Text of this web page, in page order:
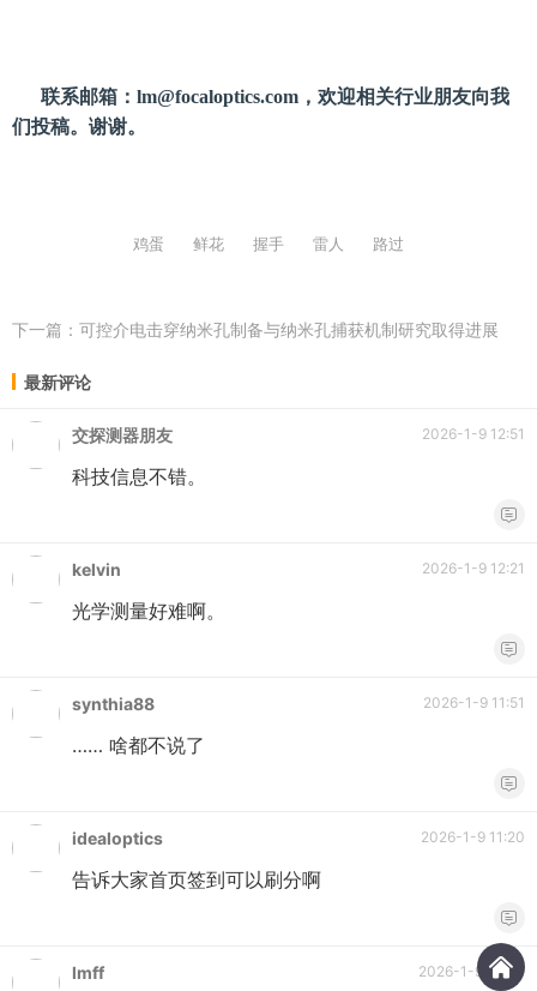
联系邮箱： lm@focaloptics.com ，欢迎相关行业朋友向我
们投稿。谢谢。
鸡蛋 鲜花 握手 雷人 路过
下一篇： 可控介电击穿纳米孔制备与纳米孔捕获机制研究取得进展
最新评论
交探测器朋友 2026-1-9 12:51
科技信息不错。
kelvin 2026-1-9 12:21
光学测量好难啊。
synthia88 2026-1-9 11:51
…… 啥都不说了
idealoptics 2026-1-9 11:20
告诉大家首页签到可以刷分啊
lmff 2026-1-9 10:50